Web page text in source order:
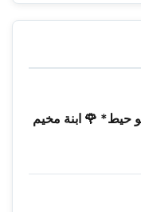
حيط* 🌹 ابنة مخيم